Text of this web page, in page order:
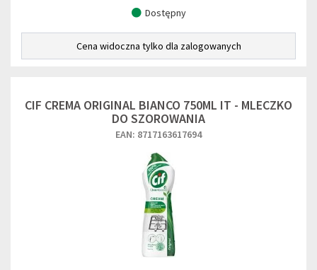
Dostępny
Cena widoczna tylko dla zalogowanych
CIF CREMA ORIGINAL BIANCO 750ML IT - MLECZKO
DO SZOROWANIA
EAN: 8717163617694